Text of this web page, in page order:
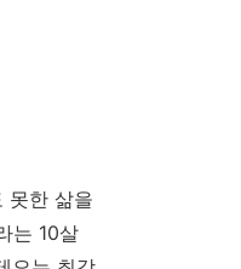
못한 삶을
는 10살